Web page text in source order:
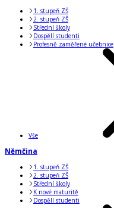
1. stupeň ZŠ
2. stupeň ZŠ
Střední školy
Dospělí studenti
Profesně zaměřené učebnice
Vše
Němčina
1. stupeň ZŠ
2. stupeň ZŠ
Střední školy
K nové maturitě
Dospělí studenti